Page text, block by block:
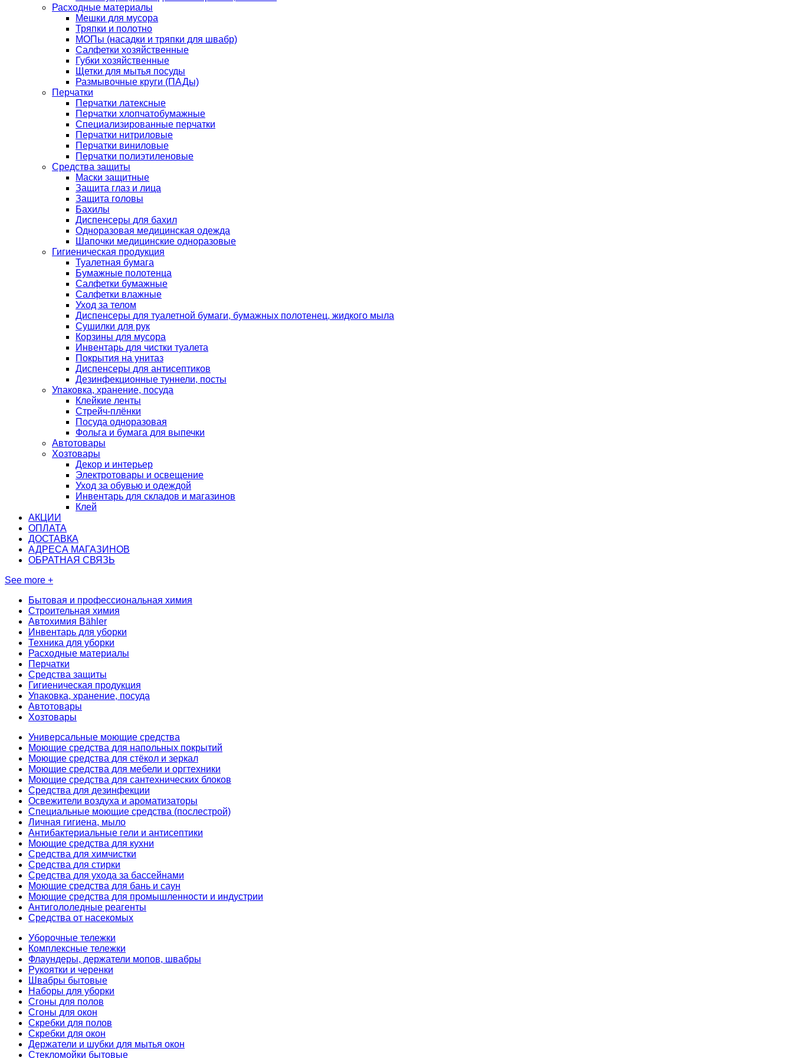
Расходные материалы
Мешки для мусора
Тряпки и полотно
МОПы (насадки и тряпки для швабр)
Салфетки хозяйственные
Губки хозяйственные
Щетки для мытья посуды
Размывочные круги (ПАДы)
Перчатки
Перчатки латексные
Перчатки хлопчатобумажные
Специализированные перчатки
Перчатки нитриловые
Перчатки виниловые
Перчатки полиэтиленовые
Средства защиты
Маски защитные
Защита глаз и лица
Защита головы
Бахилы
Диспенсеры для бахил
Одноразовая медицинская одежда
Шапочки медицинские одноразовые
Гигиеническая продукция
Туалетная бумага
Бумажные полотенца
Салфетки бумажные
Салфетки влажные
Уход за телом
Диспенсеры для туалетной бумаги, бумажных полотенец, жидкого мыла
Сушилки для рук
Корзины для мусора
Инвентарь для чистки туалета
Покрытия на унитаз
Диспенсеры для антисептиков
Дезинфекционные туннели, посты
Упаковка, хранение, посуда
Клейкие ленты
Стрейч-плёнки
Посуда одноразовая
Фольга и бумага для выпечки
Автотовары
Хозтовары
Декор и интерьер
Электротовары и освещение
Уход за обувью и одеждой
Инвентарь для складов и магазинов
Клей
АКЦИИ
ОПЛАТА
ДОСТАВКА
АДРЕСА МАГАЗИНОВ
ОБРАТНАЯ СВЯЗЬ
See more +
Бытовая и профессиональная химия
Строительная химия
Автохимия Bähler
Инвентарь для уборки
Техника для уборки
Расходные материалы
Перчатки
Средства защиты
Гигиеническая продукция
Упаковка, хранение, посуда
Автотовары
Хозтовары
Универсальные моющие средства
Моющие средства для напольных покрытий
Моющие средства для стёкол и зеркал
Моющие средства для мебели и оргтехники
Моющие средства для сантехнических блоков
Средства для дезинфекции
Освежители воздуха и ароматизаторы
Специальные моющие средства (послестрой)
Личная гигиена, мыло
Антибактериальные гели и антисептики
Моющие средства для кухни
Средства для химчистки
Средства для стирки
Средства для ухода за бассейнами
Моющие средства для бань и саун
Моющие средства для промышленности и индустрии
Антигололедные реагенты
Средства от насекомых
Уборочные тележки
Комплексные тележки
Флаундеры, держатели мопов, швабры
Рукоятки и черенки
Швабры бытовые
Наборы для уборки
Сгоны для полов
Сгоны для окон
Скребки для полов
Скребки для окон
Держатели и шубки для мытья окон
Стекломойки бытовые